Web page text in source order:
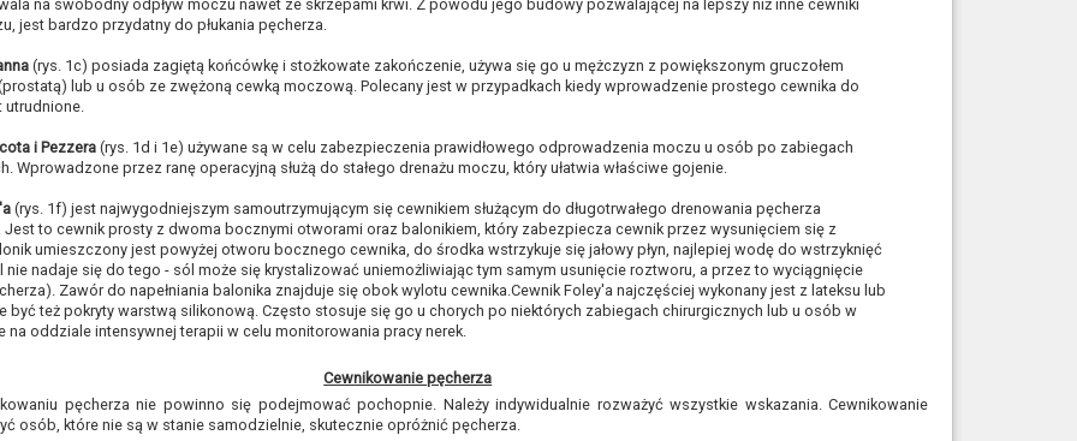
na swobodny odpływ moczu nawet ze skrzepami krwi. Z powodu jego budowy pozwalającej na lepszy niż inne cewniki
jest bardzo przydatny do płukania pęcherza.
(rys. 1c) posiada zagiętą końcówkę i stożkowate zakończenie, używa się go u mężczyzn z powiększonym gruczołem
lub u osób ze zwężoną cewką moczową. Polecany jest w przypadkach kiedy wprowadzenie prostego cewnika do
i Pezzera(rys. 1d i 1e) używane są w celu zabezpieczenia prawidłowego odprowadzenia moczu u osób po zabiegach
Wprowadzone przez ranę operacyjną służą do stałego drenażu moczu, który ułatwia właściwe gojenie.
(rys. 1f) jest najwygodniejszym samoutrzymującym się cewnikiem służącym do długotrwałego drenowania pęcherza
to cewnik prosty z dwoma bocznymi otworami oraz balonikiem, który zabezpiecza cewnik przez wysunięciem się z
umieszczony jest powyżej otworu bocznego cewnika, do środka wstrzykuje się jałowy płyn, najlepiej wodę do wstrzyknięć
nie nadaje się do tego - sól może się krystalizować uniemożliwiając tym samym usunięcie roztworu, a przez to wyciągnięcie
Zawór do napełniania balonika znajduje się obok wylotu cewnika.Cewnik Foley'a najczęściej wykonany jest z lateksu lub
być też pokryty warstwą silikonową. Często stosuje się go u chorych po niektórych zabiegach chirurgicznych lub u osób w
na oddziale intensywnej terapii w celu monitorowania pracy nerek.
Cewnikowanie pęcherza
pęcherza nie powinno się podejmować pochopnie. Należy indywidualnie rozważyć wszystkie wskazania. Cewnikowanie
osób, które nie są w stanie samodzielnie, skutecznie opróżnić pęcherza.